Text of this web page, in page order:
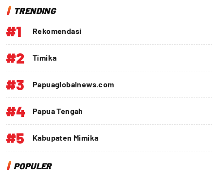
TRENDING
#1 Rekomendasi
#2 Timika
#3 Papuaglobalnews.com
#4 Papua Tengah
#5 Kabupaten Mimika
POPULER